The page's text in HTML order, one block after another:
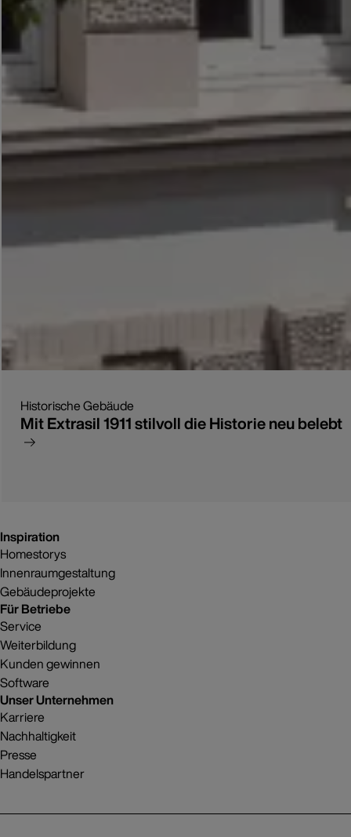
Historische Gebäude
Mit Extrasil 1911 stilvoll die Historie neu belebt
Inspiration
Homestorys
Innenraumgestaltung
Gebäudeprojekte
Für Betriebe
Service
Weiterbildung
Kunden gewinnen
Software
Unser Unternehmen
Karriere
Nachhaltigkeit
Presse
Handelspartner